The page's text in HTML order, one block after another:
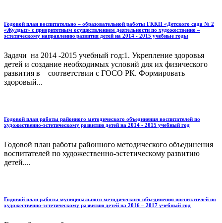
Годовой план воспитательно – образовательной работы ГККП «Детского сада № 2
«Жулдыз» с приоритетным осуществлением деятельности по художественно –
эстетическому направлению развития детей на 2014 - 2015 учебные годы
Задачи на 2014 -2015 учебный год:1. Укрепление здоровья
детей и создание необходимых условий для их физического
развития в соответствии с ГОСО РК. Формировать
здоровый...
Годовой план работы районного методического объединения воспитателей по
художественно-эстетическому развитию детей на 2014 - 2015 учебный год
Годовой план работы районного методического объединения
воспитателей по художественно-эстетическому развитию
детей....
Годовой план работы муниципального методического объединения воспитателей по
художественно-эстетическому развитию детей на 2016 – 2017 учебный год